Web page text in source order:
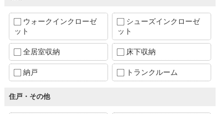
ウォークインクローゼ
ット
シューズインクローゼ
ット
全居室収納 床下収納
納戸 トランクルーム
住戸・その他